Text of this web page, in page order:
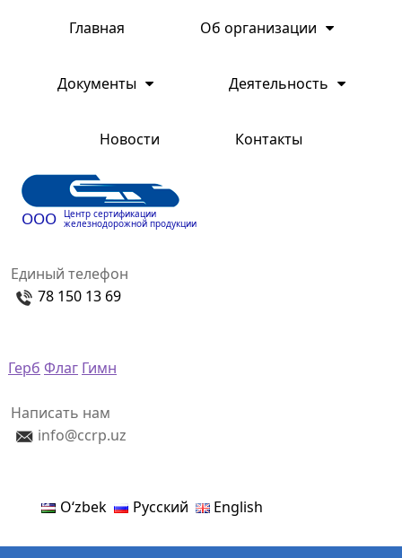
Главная Об организации
Документы Деятельность
Новости Контакты
ООО Центр сертификации
железнодорожной продукции
Единый телефон
78 150 13 69
Герб Флаг Гимн
Написать нам
info@ccrp.uz
Oʻzbek Русский English